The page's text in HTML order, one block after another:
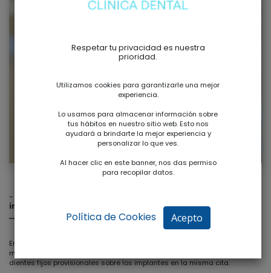
-
inmediata)
En los casos indicados es posible colocar los implantes en el mismo
momento en que se extraen los dientes deteriorados e incluso colocar
dientes fijos provisionales sobre los implantes en la misma cita.
Respetar tu privacidad es nuestra
prioridad.
Utilizamos cookies para garantizarle una mejor
experiencia.
Lo usamos para almacenar información sobre
tus hábitos en nuestro sitio web. Esto nos
ayudará a brindarte la mejor experiencia y
personalizar lo que ves.
Al hacer clic en este banner, nos das permiso
para recopilar datos.
Política de Cookies Acepto